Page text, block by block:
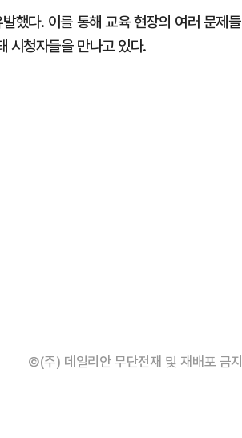
했다. 이를 통해 교육 현장의 여러 문제들
시청자들을 만나고 있다.
©(주) 데일리안 무단전재 및 재배포 금지